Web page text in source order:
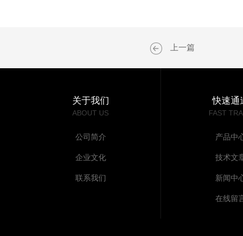
上一篇
关于我们
ABOUT US
公司简介
企业文化
联系我们
快速通
FAST
产品中
技术文
新闻中
在线留